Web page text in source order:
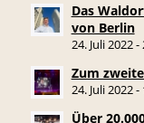
Das
von Berlin
24. Juli 2022 -
Zum
24. Juli 2022 -
Über